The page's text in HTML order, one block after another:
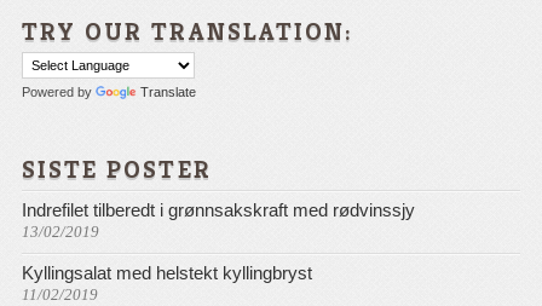
TRY OUR TRANSLATION:
Powered by Translate
SISTE POSTER
Indrefilet tilberedt i grønnsakskraft med rødvinssjy
13/02/2019
Kyllingsalat med helstekt kyllingbryst
11/02/2019